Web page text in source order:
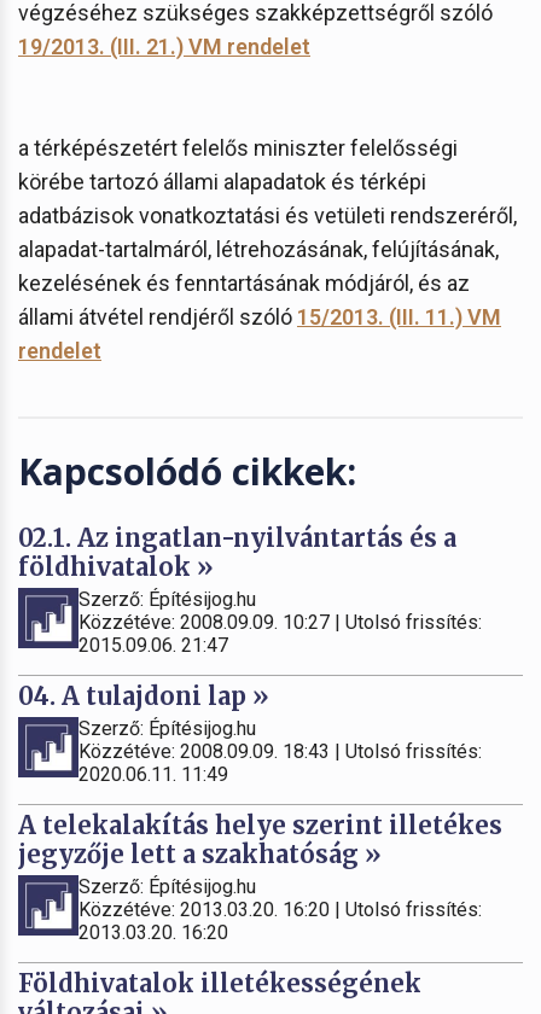
végzéséhez szükséges szakképzettségről szóló
19/2013. (III. 21.) VM rendelet
a térképészetért felelős miniszter felelősségi
körébe tartozó állami alapadatok és térképi
adatbázisok vonatkoztatási és vetületi rendszeréről,
alapadat-tartalmáról, létrehozásának, felújításának,
kezelésének és fenntartásának módjáról, és az
állami átvétel rendjéről szóló 15/2013. (III. 11.) VM
rendelet
Kapcsolódó cikkek:
02.1. Az ingatlan-nyilvántartás és a
földhivatalok »
Szerző: Építésijog.hu
Közzétéve: 2008.09.09. 10:27 | Utolsó frissítés:
2015.09.06. 21:47
04. A tulajdoni lap »
Szerző: Építésijog.hu
Közzétéve: 2008.09.09. 18:43 | Utolsó frissítés:
2020.06.11. 11:49
A telekalakítás helye szerint illetékes
jegyzője lett a szakhatóság »
Szerző: Építésijog.hu
Közzétéve: 2013.03.20. 16:20 | Utolsó frissítés:
2013.03.20. 16:20
Földhivatalok illetékességének